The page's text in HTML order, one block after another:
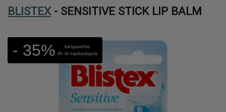
BLISTEX- SENSITIVE STICK LIP BALM
- 35%
besparelse
ifh til markedspris